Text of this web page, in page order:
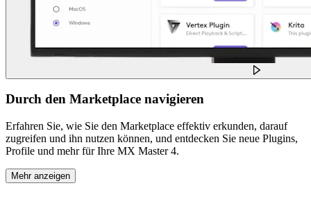
Durch den Marketplace navigieren
Erfahren Sie, wie Sie den Marketplace effektiv erkunden, darauf
zugreifen und ihn nutzen können, und entdecken Sie neue Plugins,
Profile und mehr für Ihre MX Master 4.
Mehr anzeigen